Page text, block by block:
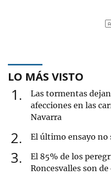
LO MÁS VISTO
1
Las tormentas
afecciones en las
Navarra
2 El último ensayo no
3
El 85% de los
Roncesvalles son